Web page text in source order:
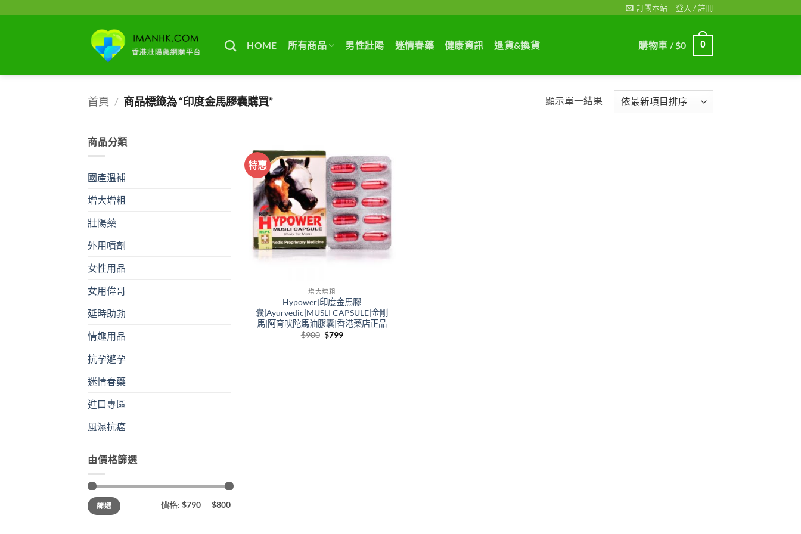
訂閱本站 登入 / 註冊
HOME 所有商品 男性壯陽 迷情春藥 健康資訊 退貨&換貨 購物車 /$0 0
首頁 / 商品標籤為 “印度金馬膠囊購買” 顯示單一結果
商品分類
國產溫補
增大增粗
壯陽藥
外用噴劑
女性用品
女用偉哥
延時助勃
情趣用品
抗孕避孕
迷情春藥
進口專區
風濕抗癌
由價格篩選
最
低
價
最
高
價
篩選 價格: $790 — $800
特惠
增大增粗
Hypower|印度金馬膠
囊|Ayurvedic|MUSLI CAPSULE|金剛
馬|阿育吠陀馬油膠囊|香港藥店正品
$900 Original
$799Current